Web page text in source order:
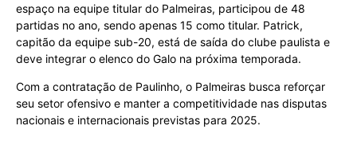
espaço na equipe titular do Palmeiras, participou de 48
partidas no ano, sendo apenas 15 como titular. Patrick,
capitão da equipe sub-20, está de saída do clube paulista e
deve integrar o elenco do Galo na próxima temporada.
Com a contratação de Paulinho, o Palmeiras busca reforçar
seu setor ofensivo e manter a competitividade nas disputas
nacionais e internacionais previstas para 2025.